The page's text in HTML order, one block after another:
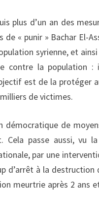
plus d’un an des
de « punir » Bachar El-
syrienne, et
contre la population :
est de la protéger
de victimes.
démocratique de
passe aussi, vu
par une
d’arrêt à la destruction
meurtrie après 2 ans